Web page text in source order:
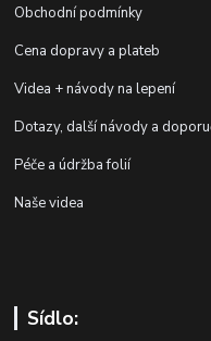
Obchodní podmínky
Cena dopravy a plateb
Videa + návody na lepení
Dotazy, další návody a
Péče a údržba folií
Naše videa
Sídlo: